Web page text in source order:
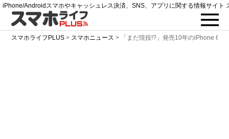
iPhone/Androidスマホやキャッシュレス決済、SNS、アプリに関する情報サイト
スマホライフPLUS > スマホニュース > 「まだ現役!?」発売10年のiPhone 6s